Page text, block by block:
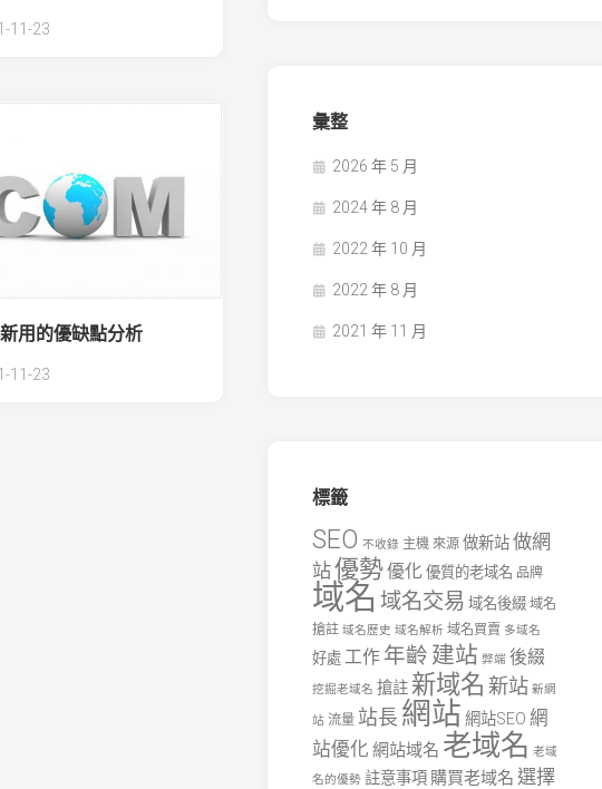
11-23
用的優缺點分析
11-23
彙整
2026 年 5 月
2024 年 8 月
2022 年 10 月
2022 年 8 月
2021 年 11 月
標籤
SEO 不收錄 主機 來源 做新站做網
站優勢優化 優質的老域名 品牌
域名 域名交易 域名後綴 域名
搶註 域名歷史 域名解析 域名買賣 多域名
好處 工作 年齡 建站 弊端 後綴
挖掘老域名 搶註 新域名 新站 新網
站 流量 站長 網站 網站SEO 網
站優化 網站域名 老域名 老域
名的優勢 註意事項 購買老域名 選擇